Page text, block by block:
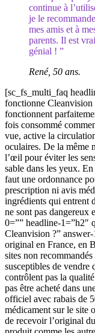
continue à
je le
mes amis et à
parents. Il est
génial ! ”
René, 50 ans.
[sc_fs_multi_faq
fonctionne Cleanvision
fonctionnent
fois consommé
vue, active la
oculaires. De la même
l’œil pour éviter les
sable dans les yeux.
faut une ordonnance
prescription ni avis
ingrédients qui entrent
ne sont pas dangereux
0=”” headline-1=”h2″
Cleanvision ?”
original en France, en
sites non
susceptibles de
contrôlent pas la
pas être acheté dans
officiel avec rabais de
médicament sur le site
de recevoir l’original